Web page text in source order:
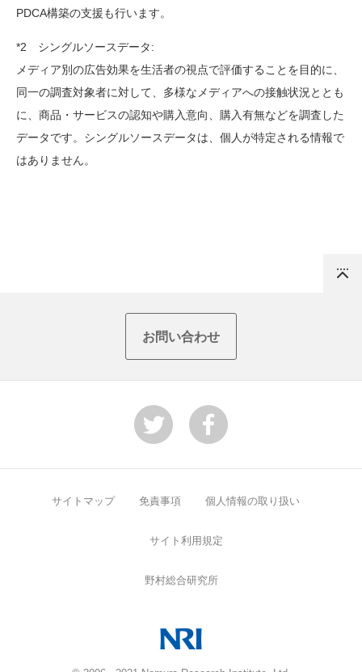
PDCA構築の支援も行います。
*2 シングルソースデータ:
メディア別の広告効果を生活者の視点で評価することを目的に、
同一の調査対象者に対して、多様なメディアへの接触状況ととも
に、商品・サービスの認知や購入意向、購入有無などを調査した
データです。シングルソースデータは、個人が特定される情報で
はありません。
お問い合わせ
サイトマップ 免責事項 個人情報の取り扱い
サイト利用規定
野村総合研究所